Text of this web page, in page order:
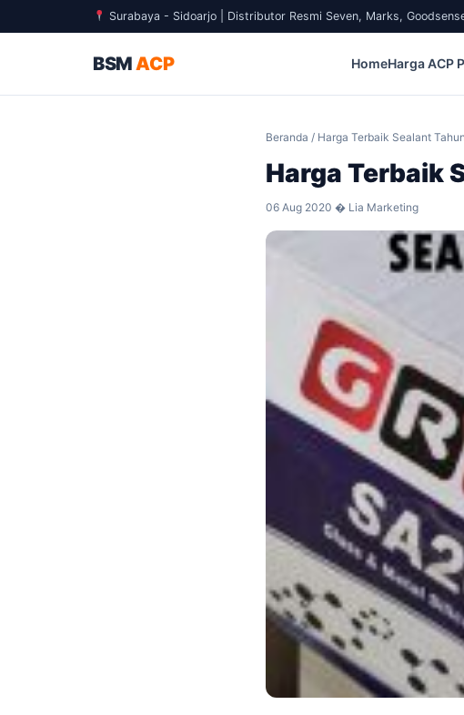
Surabaya - Sidoarjo | Distributor Resmi Seven, Marks,
BSMACP HomeHarga ACP
Beranda / Harga Terbaik Sealant
Harga Terbaik
06 Aug 2020 � Lia Marketing